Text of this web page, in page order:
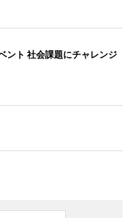
ント 社会課題にチャレンジ